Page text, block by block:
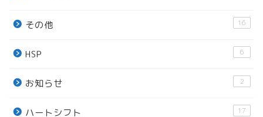
その他 16
HSP 6
お知らせ 2
ハートシフト 17